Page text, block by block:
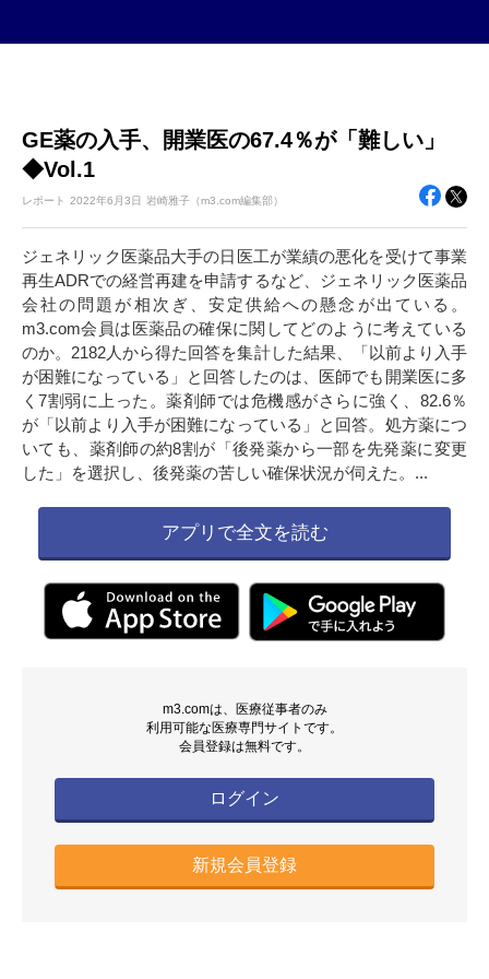
GE薬の入手、開業医の67.4％が「難しい」
◆Vol.1
レポート 2022年6月3日 岩崎雅子（m3.com編集部）
ジェネリック医薬品大手の日医工が業績の悪化を受けて事業
再生ADRでの経営再建を申請するなど、ジェネリック医薬品
会社の問題が相次ぎ、安定供給への懸念が出ている。
m3.com会員は医薬品の確保に関してどのように考えている
のか。2182人から得た回答を集計した結果、「以前より入手
が困難になっている」と回答したのは、医師でも開業医に多
く7割弱に上った。薬剤師では危機感がさらに強く、82.6％
が「以前より入手が困難になっている」と回答。処方薬につ
いても、薬剤師の約8割が「後発薬から一部を先発薬に変更
した」を選択し、後発薬の苦しい確保状況が伺えた。...
アプリで全文を読む
m3.comは、医療従事者のみ
利用可能な医療専門サイトです。
会員登録は無料です。
ログイン
新規会員登録